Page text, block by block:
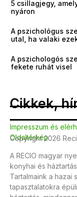
5 csillagjegy,
nyáron
A pszichológus
utal, ha valaki
A pszichologós
fekete ruhát visel
Cikkek,
Impresszum és
Oldaltérkép
Copyright 2026
A RECIO magyar
konyhai és
Tartalmaink a hazai
tapasztalatokra